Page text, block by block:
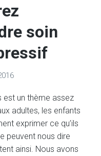
soin
est un thème assez
adultes, les enfants
exprimer ce qu’ils
peuvent nous dire
ainsi. Nous avons